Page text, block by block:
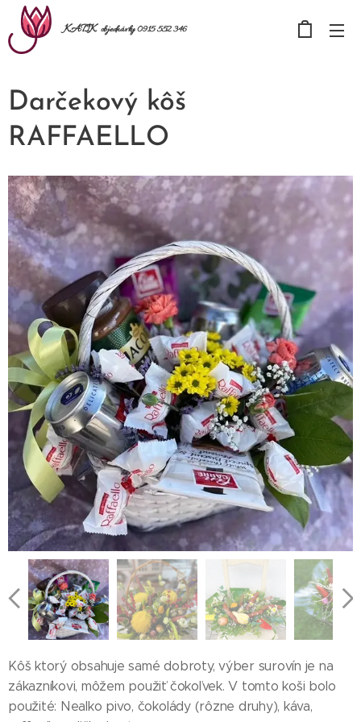
KATIK objednávky 0915 552 346
Darčekový kôš
RAFFAELLO
Kôš ktorý obsahuje samé dobroty, výber surovín je na
zákazníkovi, môžem použiť čokoľvek. V tomto koši bolo
použité: Nealko pivo, čokolády (rôzne druhy), káva,